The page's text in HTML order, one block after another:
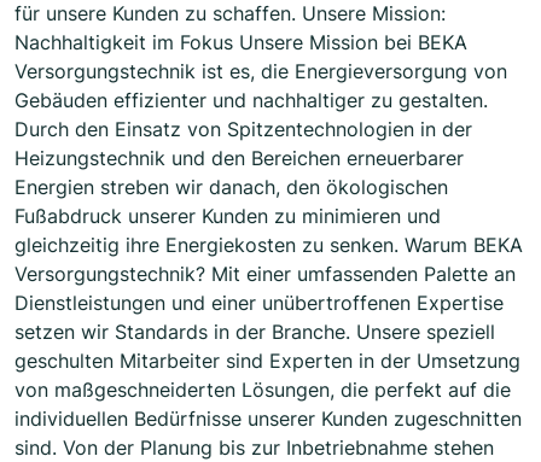
für unsere Kunden zu schaffen. Unsere Mission:
Nachhaltigkeit im Fokus Unsere Mission bei BEKA
Versorgungstechnik ist es, die Energieversorgung von
Gebäuden effizienter und nachhaltiger zu gestalten.
Durch den Einsatz von Spitzentechnologien in der
Heizungstechnik und den Bereichen erneuerbarer
Energien streben wir danach, den ökologischen
Fußabdruck unserer Kunden zu minimieren und
gleichzeitig ihre Energiekosten zu senken. Warum BEKA
Versorgungstechnik? Mit einer umfassenden Palette an
Dienstleistungen und einer unübertroffenen Expertise
setzen wir Standards in der Branche. Unsere speziell
geschulten Mitarbeiter sind Experten in der Umsetzung
von maßgeschneiderten Lösungen, die perfekt auf die
individuellen Bedürfnisse unserer Kunden zugeschnitten
sind. Von der Planung bis zur Inbetriebnahme stehen